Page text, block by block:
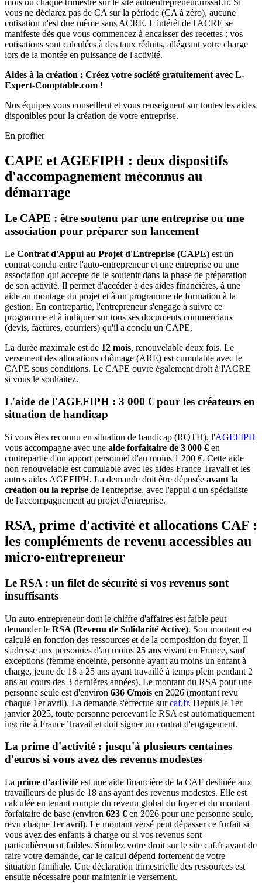
mois ou chaque trimestre sur le site autoentrepreneur.urssaf.fr. Si
vous ne déclarez pas de CA sur la période (CA à zéro), aucune
cotisation n'est due même sans ACRE. L'intérêt de l'ACRE se
manifeste dès que vous commencez à encaisser des recettes : vos
cotisations sont calculées à des taux réduits, allégeant votre charge
lors de la montée en puissance de l'activité.
Aides à la création : Créez votre société gratuitement avec L-
Expert-Comptable.com !
Nos équipes vous conseillent et vous renseignent sur toutes les aides
disponibles pour la création de votre entreprise.
En profiter
CAPE et AGEFIPH : deux dispositifs
d'accompagnement méconnus au
démarrage
Le CAPE : être soutenu par une entreprise ou une
association pour préparer son lancement
Le Contrat d'Appui au Projet d'Entreprise (CAPE) est un
contrat conclu entre l'auto-entrepreneur et une entreprise ou une
association qui accepte de le soutenir dans la phase de préparation
de son activité. Il permet d'accéder à des aides financières, à une
aide au montage du projet et à un programme de formation à la
gestion. En contrepartie, l'entrepreneur s'engage à suivre ce
programme et à indiquer sur tous ses documents commerciaux
(devis, factures, courriers) qu'il a conclu un CAPE.
La durée maximale est de 12 mois, renouvelable deux fois. Le
versement des allocations chômage (ARE) est cumulable avec le
CAPE sous conditions. Le CAPE ouvre également droit à l'ACRE
si vous le souhaitez.
L'aide de l'AGEFIPH : 3 000 € pour les créateurs en
situation de handicap
Si vous êtes reconnu en situation de handicap (RQTH), l'AGEFIPH
vous accompagne avec une aide forfaitaire de 3 000 € en
contrepartie d'un apport personnel d'au moins 1 200 €. Cette aide
non renouvelable est cumulable avec les aides France Travail et les
autres aides AGEFIPH. La demande doit être déposée avant la
création ou la reprise de l'entreprise, avec l'appui d'un spécialiste
de l'accompagnement au projet d'entreprise.
RSA, prime d'activité et allocations CAF :
les compléments de revenu accessibles au
micro-entrepreneur
Le RSA : un filet de sécurité si vos revenus sont
insuffisants
Un auto-entrepreneur dont le chiffre d'affaires est faible peut
demander le RSA (Revenu de Solidarité Active). Son montant est
calculé en fonction des ressources et de la composition du foyer. Il
s'adresse aux personnes d'au moins 25 ans vivant en France, sauf
exceptions (femme enceinte, personne ayant au moins un enfant à
charge, jeune de 18 à 25 ans ayant travaillé à temps plein pendant 2
ans au cours des 3 dernières années). Le montant du RSA pour une
personne seule est d'environ 636 €/mois en 2026 (montant revu
chaque 1er avril). La demande s'effectue surcaf.fr. Depuis le 1er
janvier 2025, toute personne percevant le RSA est automatiquement
inscrite à France Travail et doit signer un contrat d'engagement.
La prime d'activité : jusqu'à plusieurs centaines
d'euros si vous avez des revenus modestes
La prime d'activité est une aide financière de la CAF destinée aux
travailleurs de plus de 18 ans ayant des revenus modestes. Elle est
calculée en tenant compte du revenu global du foyer et du montant
forfaitaire de base (environ 623 € en 2026 pour une personne seule,
revu chaque 1er avril). Le montant versé peut dépasser ce forfait si
vous avez des enfants à charge ou si vos revenus sont
particulièrement faibles. Simulez votre droit sur le site caf.fr avant de
faire votre demande, car le calcul dépend fortement de votre
situation familiale. Une déclaration trimestrielle des ressources est
ensuite nécessaire pour maintenir le versement.